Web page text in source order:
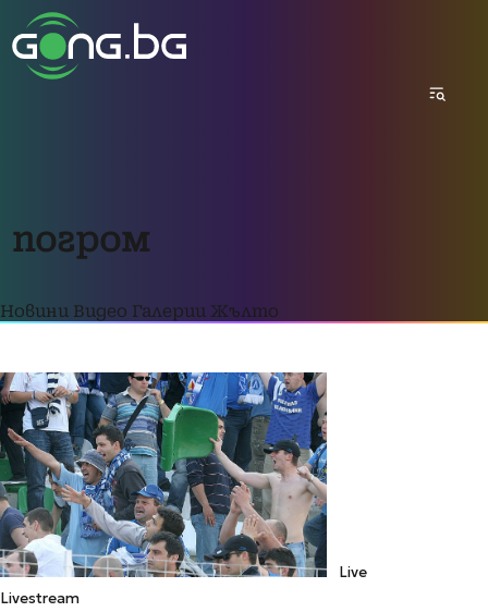
погром
Новини Видео Галерии Жълто
Live
Livestream